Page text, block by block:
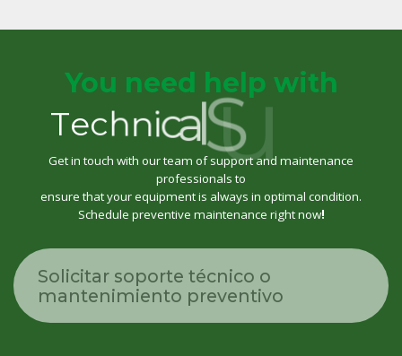
You need help with
Technical Su
Get in touch with our team of support and maintenance
professionals to
ensure that your equipment is always in optimal condition.
Schedule preventive maintenance right now!
Solicitar soporte técnico o
mantenimiento preventivo